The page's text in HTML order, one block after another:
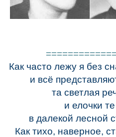
Как часто лежу я без
и всё
та светлая
и елочки те
в далекой лесной
Как тихо, наверное,